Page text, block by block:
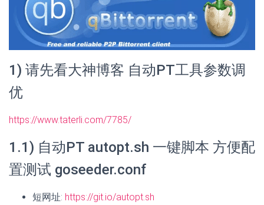
1) 请先看大神博客 自动PT工具参数调
优
https://www.taterli.com/7785/
1.1) 自动PT autopt.sh 一键脚本 方便配
置测试 goseeder.conf
短网址: https://git.io/autopt.sh